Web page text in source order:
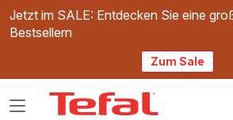
Jetzt im SALE: Entdecken Sie eine
Bestsellern
Zum Sale
Das